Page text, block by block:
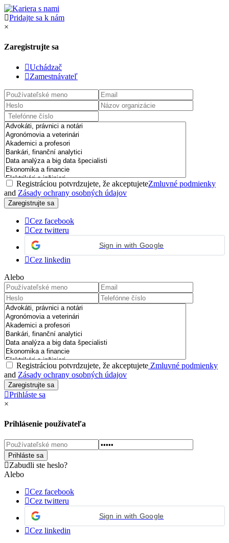
Pridajte sa k nám
×
Zaregistrujte sa
Uchádzač
Zamestnávateľ
Registráciou potvrdzujete, že akceptujeteZmluvné podmienky
and Zásady ochrany osobných údajov
Cez facebook
Cez twitteru
Sign in with Google
Cez linkedin
Alebo
Registráciou potvrdzujete, že akceptujete Zmluvné podmienky
and Zásady ochrany osobných údajov
Prihláste sa
×
Prihlásenie používateľa
Zabudli ste heslo?
Alebo
Cez facebook
Cez twitteru
Sign in with Google
Cez linkedin